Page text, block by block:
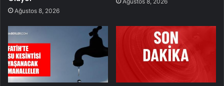
Ağustos 8, 2026